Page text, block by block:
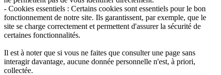
- Cookies essentiels : Certains cookies sont essentiels pour le bon
fonctionnement de notre site. Ils garantissent, par exemple, que le
site se charge correctement et permettent d'assurer la sécurité de
certaines fonctionnalités.
Il est à noter que si vous ne faites que consulter une page sans
interagir davantage, aucune donnée personnelle n'est, à priori,
collectée.